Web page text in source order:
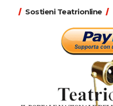
Sostieni Teatrionline